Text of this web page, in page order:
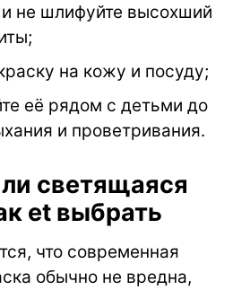
не шлифуйте высохший
на кожу и посуду;
её рядом с детьми до
и проветривания.
светящаяся
еt выбрать
что современная
обычно не вредна,